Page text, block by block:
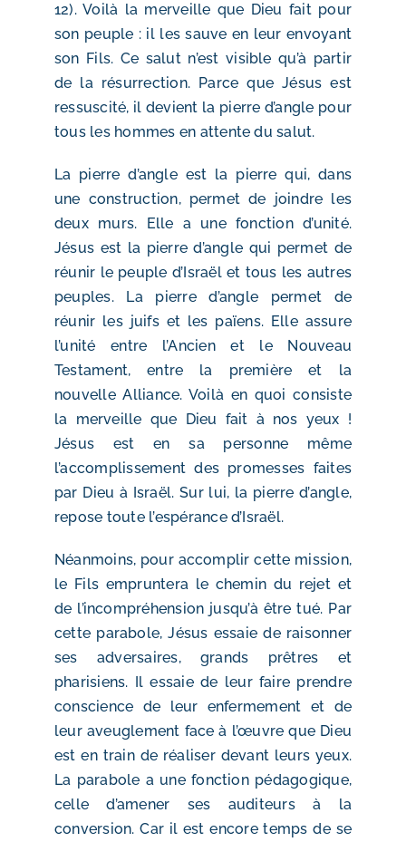
12). Voilà la merveille que Dieu fait pour
son peuple : il les sauve en leur envoyant
son Fils. Ce salut n’est visible qu’à partir
de la résurrection. Parce que Jésus est
ressuscité, il devient la pierre d’angle pour
tous les hommes en attente du salut.
La pierre d’angle est la pierre qui, dans
une construction, permet de joindre les
deux murs. Elle a une fonction d’unité.
Jésus est la pierre d’angle qui permet de
réunir le peuple d’Israël et tous les autres
peuples. La pierre d’angle permet de
réunir les juifs et les païens. Elle assure
l’unité entre l’Ancien et le Nouveau
Testament, entre la première et la
nouvelle Alliance. Voilà en quoi consiste
la merveille que Dieu fait à nos yeux !
Jésus est en sa personne même
l’accomplissement des promesses faites
par Dieu à Israël. Sur lui, la pierre d’angle,
repose toute l’espérance d’Israël.
Néanmoins, pour accomplir cette mission,
le Fils empruntera le chemin du rejet et
de l’incompréhension jusqu’à être tué. Par
cette parabole, Jésus essaie de raisonner
ses adversaires, grands prêtres et
pharisiens. Il essaie de leur faire prendre
conscience de leur enfermement et de
leur aveuglement face à l’œuvre que Dieu
est en train de réaliser devant leurs yeux.
La parabole a une fonction pédagogique,
celle d’amener ses auditeurs à la
conversion. Car il est encore temps de se